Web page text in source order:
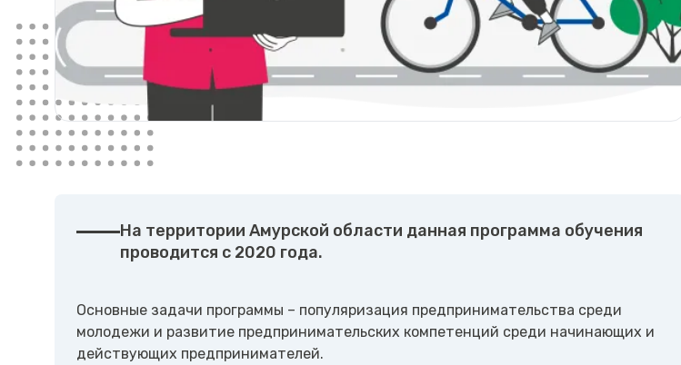
На территории Амурской области данная программа обучения
проводится с 2020 года.
Основные задачи программы – популяризация предпринимательства среди
молодежи и развитие предпринимательских компетенций среди начинающих и
действующих предпринимателей.